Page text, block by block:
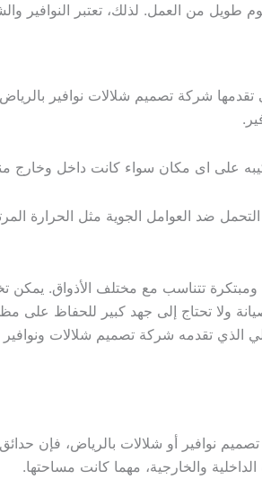
طويل من العمل. لذلك، تعتبر النوافير
تقدمها شركة تصميم شلالات نوافير
على اى مكان سواء كانت داخل
ضد العوامل الجوية مثل الحرارة
تتناسب مع مختلف الأذواق. يمكن
ولا تحتاج إلى جهد كبير للحفاظ
الذي تقدمه شركة تصميم شلالات
نوافير أو شلالات بالرياض، فإن
والخارجية، مهما كانت مساحتها.